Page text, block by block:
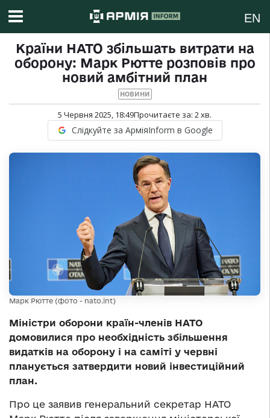
EN
Країни НАТО збільшать витрати на
оборону: Марк Рютте розповів про
новий амбітний план
НОВИНИ
5 Червня 2025, 18:49Прочитаєте за: 2хв.
Слідкуйте за АрміяInform в Google
Марк Рютте (фото - nato.int)
Міністри оборони країн-членів НАТО
домовилися про необхідність збільшення
видатків на оборону і на саміті у червні
планується затвердити новий інвестиційний
план.
Про це заявив генеральний секретар НАТО